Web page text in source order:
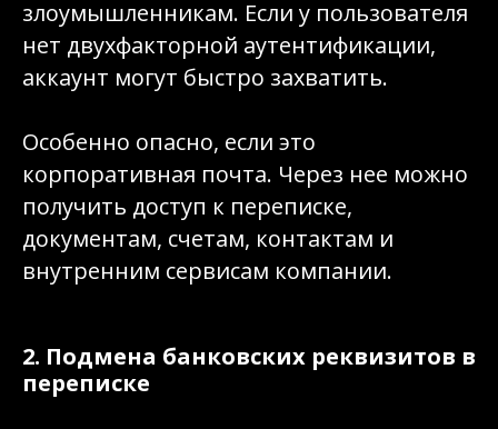
злоумышленникам. Если у пользователя
нет двухфакторной аутентификации,
аккаунт могут быстро захватить.
Особенно опасно, если это
корпоративная почта. Через нее можно
получить доступ к переписке,
документам, счетам, контактам и
внутренним сервисам компании.
2. Подмена банковских реквизитов в
переписке